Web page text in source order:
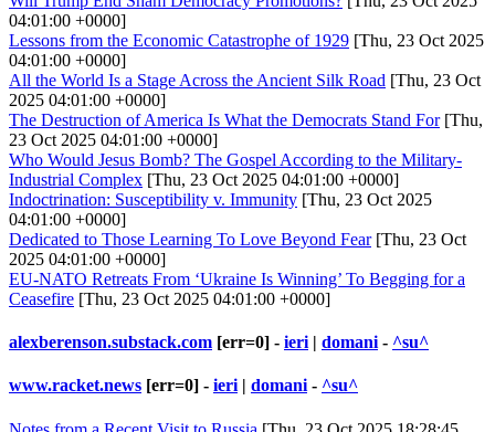
04:01:00 +0000]
Lessons from the Economic Catastrophe of 1929 [Thu, 23 Oct 2025
04:01:00 +0000]
All the World Is a Stage Across the Ancient Silk Road [Thu, 23 Oct
2025 04:01:00 +0000]
The Destruction of America Is What the Democrats Stand For[Thu,
23 Oct 2025 04:01:00 +0000]
Who Would Jesus Bomb? The Gospel According to the Military-
Industrial Complex [Thu, 23 Oct 2025 04:01:00 +0000]
Indoctrination: Susceptibility v. Immunity [Thu, 23 Oct 2025
04:01:00 +0000]
Dedicated to Those Learning To Love Beyond Fear[Thu, 23 Oct
2025 04:01:00 +0000]
EU-NATO Retreats From ‘Ukraine Is Winning’ To Begging for a
Ceasefire [Thu, 23 Oct 2025 04:01:00 +0000]
alexberenson.substack.com [err=0] - ieri | domani - ^su^
www.racket.news [err=0] - ieri | domani - ^su^